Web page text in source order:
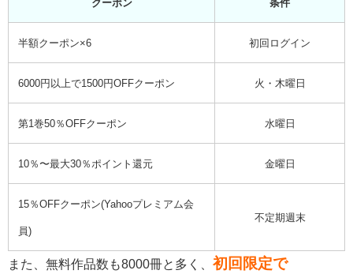
クーポン 条件
半額クーポン×6 初回ログイン
6000円以上で1500円OFFクーポン 火・木曜日
第1巻50％OFFクーポン 水曜日
10％〜最大30％ポイント還元 金曜日
15％OFFクーポン(Yahooプレミアム会
員)
不定期週末
また、無料作品数も8000冊と多く、 初回限定で